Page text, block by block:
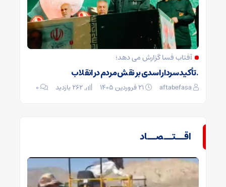
آفتاب فسا گزارش می دهد؛
. تأکید سردار اسدی بر نقش مردم در انقلاب
aftabefasa ۰
اقــتــصــاد